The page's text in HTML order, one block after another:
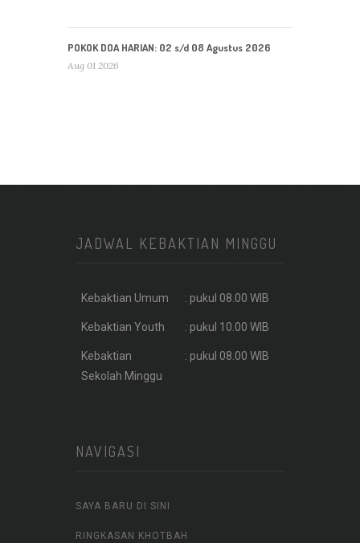
POKOK DOA HARIAN: 02 s/d 08 Agustus 2026
Aug 01 2026
JADWAL KEBAKTIAN MINGGU
Kebaktian Umum : pukul 08.00 WIB
Kebaktian Youth : pukul 10.00 WIB
Kebaktian
Sekolah Minggu
: pukul 08.00 WIB
NAVIGASI
SAYA BARU DI SINI
RINGKASAN KHOTBAH